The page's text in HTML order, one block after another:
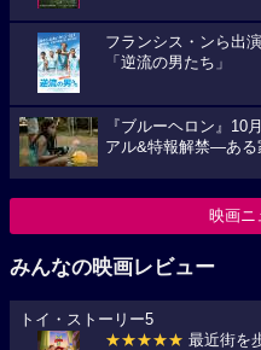
フランシス・ンら出
「逆流の男たち」
『ブルーヘロン』10
アル&特報解禁―ある
映画ニ
みんなの映画レビュー
トイ・ストーリー5
★★★★★ 最近街を